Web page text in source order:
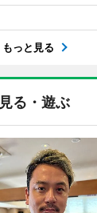
もっと見る
見る・遊ぶ